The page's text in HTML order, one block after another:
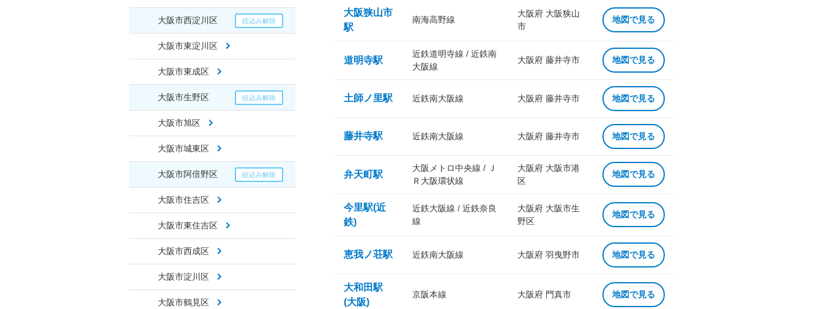
大阪市西淀川区
大阪市東淀川区
大阪市東成区
大阪市生野区
大阪市旭区
大阪市城東区
大阪市阿倍野区
大阪市住吉区
大阪市東住吉区
大阪市西成区
大阪市淀川区
大阪市鶴見区
大阪狭山市
駅
南海高野線
大阪府 大阪狭山
市
地図で見る
道明寺駅
近鉄道明寺線 / 近鉄南
大阪線
大阪府 藤井寺市 地図で見る
土師ノ里駅 近鉄南大阪線 大阪府 藤井寺市 地図で見る
藤井寺駅 近鉄南大阪線 大阪府 藤井寺市 地図で見る
弁天町駅
大阪メトロ中央線 / Ｊ
Ｒ大阪環状線
大阪府 大阪市港
区
地図で見る
今里駅(近
鉄)
近鉄大阪線 / 近鉄奈良
線
大阪府 大阪市生
野区
地図で見る
恵我ノ荘駅 近鉄南大阪線 大阪府 羽曳野市 地図で見る
大和田駅
(大阪)
京阪本線 大阪府 門真市 地図で見る